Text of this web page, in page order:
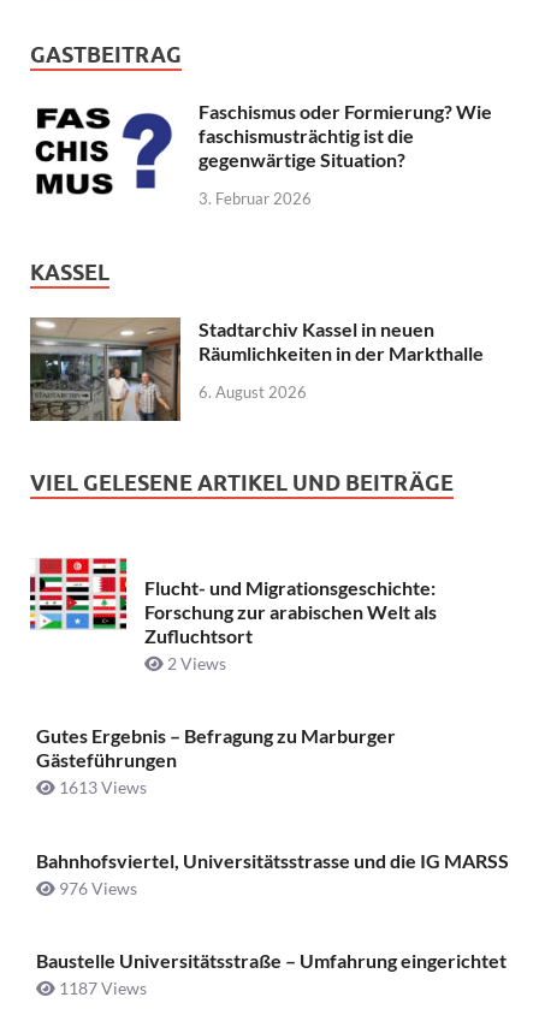
GASTBEITRAG
Faschismus oder Formierung? Wie
faschismusträchtig ist die
gegenwärtige Situation?
3. Februar 2026
KASSEL
Stadtarchiv Kassel in neuen
Räumlichkeiten in der Markthalle
6. August 2026
VIEL GELESENE ARTIKEL UND BEITRÄGE
Flucht- und Migrationsgeschichte:
Forschung zur arabischen Welt als
Zufluchtsort
2 Views
Gutes Ergebnis – Befragung zu Marburger
Gästeführungen
1613 Views
Bahnhofsviertel, Universitätsstrasse und die IG MARSS
976 Views
Baustelle Universitätsstraße ­– Umfahrung eingerichtet
1187 Views